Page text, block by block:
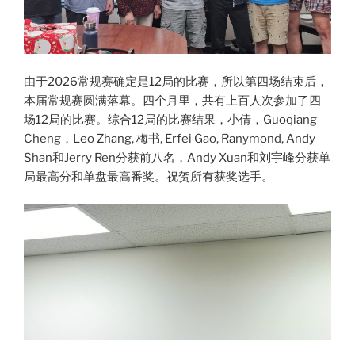
由于2026常规赛确定是12局的比赛，所以第四场结束后，
本届常规赛圆满落幕。四个月里，共有上百人次参加了四
场12局的比赛。综合12局的比赛结果，小倩，Guoqiang
Cheng，Leo Zhang, 梅书, Erfei Gao, Ranymond, Andy
Shan和Jerry Ren分获前八名，Andy Xuan和刘宇峰分获单
局最高分和单盘最高番奖。祝贺所有获奖选手。